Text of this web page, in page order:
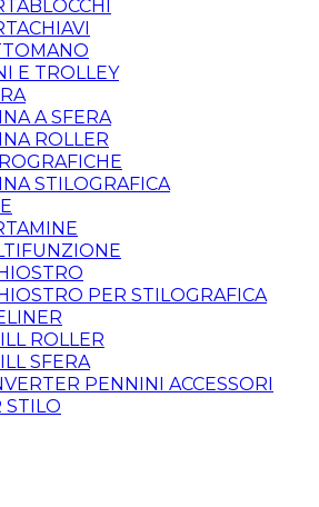
E TROLLEY
A SFERA
ROLLER
STILOGRAFICA
PER STILOGRAFICA
ROLLER
SFERA
PENNINI ACCESSORI
STILO